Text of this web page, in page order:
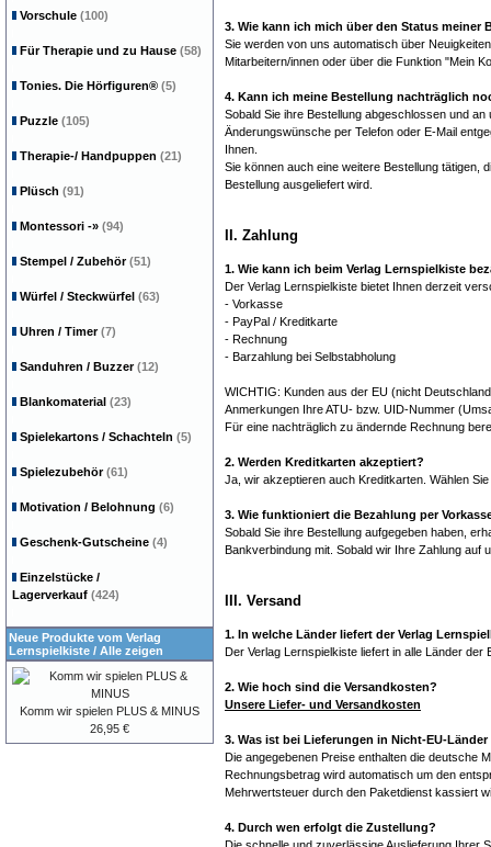
3. Wie kann ich mich über den Status meiner
Sie werden von uns automatisch über
Mitarbeitern/innen oder über die Funktion "Mein
4. Kann ich meine Bestellung nachträglich
Sobald Sie ihre Bestellung abgeschlossen und
Änderungswünsche per Telefon oder E-Mail
Ihnen.
Sie können auch eine weitere Bestellung tätigen,
Bestellung ausgeliefert wird.
II. Zahlung
1. Wie kann ich beim Verlag Lernspielkiste
Der Verlag Lernspielkiste bietet Ihnen derzeit
- Vorkasse
- PayPal / Kreditkarte
- Rechnung
- Barzahlung bei Selbstabholung
WICHTIG: Kunden aus der EU (nicht
Anmerkungen Ihre ATU- bzw. UID-Nummer
Für eine nachträglich zu ändernde Rechnung
2. Werden Kreditkarten akzeptiert?
Ja, wir akzeptieren auch Kreditkarten. Wählen
3. Wie funktioniert die Bezahlung per
Sobald Sie ihre Bestellung aufgegeben haben,
Bankverbindung mit. Sobald wir Ihre Zahlung
III. Versand
1. In welche Länder liefert der Verlag
Der Verlag Lernspielkiste liefert in alle Länder der
2. Wie hoch sind die Versandkosten?
Unsere Liefer- und Versandkosten
3. Was ist bei Lieferungen in Nicht-EU-
Die angegebenen Preise enthalten die deutsche
Rechnungsbetrag wird automatisch um den
Mehrwertsteuer durch den Paketdienst kassiert
4. Durch wen erfolgt die Zustellung?
Die schnelle und zuverlässige Auslieferung Ihrer
Vorschule (100)
Für Therapie und zu Hause (58)
Tonies. Die Hörfiguren® (5)
Puzzle (105)
Therapie-/ Handpuppen (21)
Plüsch (91)
Montessori -» (94)
Stempel / Zubehör(51)
Würfel / Steckwürfel (63)
Uhren / Timer(7)
Sanduhren / Buzzer(12)
Blankomaterial (23)
Spielekartons / Schachteln (5)
Spielezubehör(61)
Motivation / Belohnung (6)
Geschenk-Gutscheine (4)
Einzelstücke /
Lagerverkauf (424)
Neue Produkte vom Verlag
Lernspielkiste / Alle zeigen
Komm wir spielen PLUS & MINUS
26,95 €